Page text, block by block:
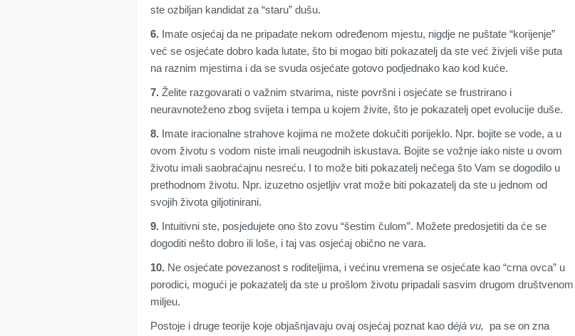
ste ozbiljan kandidat za “staru” dušu.
6. Imate osjećaj da ne pripadate nekom određenom mjestu, nigdje ne puštate “korijenje”
već se osjećate dobro kada lutate, što bi mogao biti pokazatelj da ste već živjeli više puta
na raznim mjestima i da se svuda osjećate gotovo podjednako kao kod kuće.
7. Želite razgovarati o važnim stvarima, niste površni i osjećate se frustrirano i
neuravnoteženo zbog svijeta i tempa u kojem živite, što je pokazatelj opet evolucije duše.
8. Imate iracionalne strahove kojima ne možete dokučiti porijeklo. Npr. bojite se vode, a u
ovom životu s vodom niste imali neugodnih iskustava. Bojite se vožnje iako niste u ovom
životu imali saobraćajnu nesreću. I to može biti pokazatelj nečega što Vam se dogodilo u
prethodnom životu. Npr. izuzetno osjetljiv vrat može biti pokazatelj da ste u jednom od
svojih života giljotinirani.
9. Intuitivni ste, posjedujete ono što zovu “šestim čulom”. Možete predosjetiti da će se
dogoditi nešto dobro ili loše, i taj vas osjećaj obično ne vara.
10. Ne osjećate povezanost s roditeljima, i većinu vremena se osjećate kao “crna ovca” u
porodici, mogući je pokazatelj da ste u prošlom životu pripadali sasvim drugom društvenom
miljeu.
Postoje i druge teorije koje objašnjavaju ovaj osjećaj poznat kao déjà vu, pa se on zna